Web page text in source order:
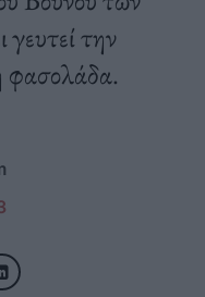
την
φασολάδα.